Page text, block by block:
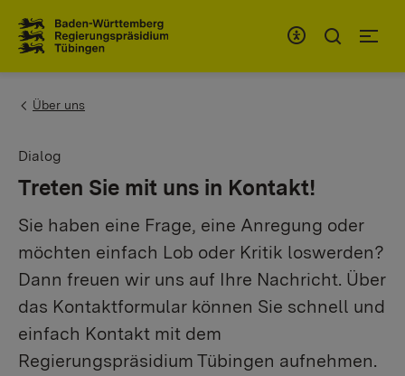
You are here:
Über uns
Dialog
Treten Sie mit uns in Kontakt!
Sie haben eine Frage, eine Anregung oder
möchten einfach Lob oder Kritik loswerden?
Dann freuen wir uns auf Ihre Nachricht. Über
das Kontaktformular können Sie schnell und
einfach Kontakt mit dem
Regierungspräsidium Tübingen aufnehmen.